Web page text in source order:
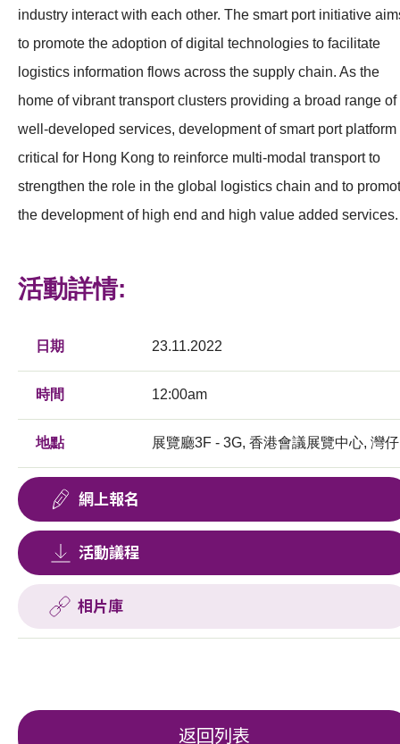
industry interact with each other. The smart port initiative
to promote the adoption of digital technologies to facilitate
logistics information flows across the supply chain. As the
home of vibrant transport clusters providing a broad range of
well-developed services, development of smart port platform
critical for Hong Kong to reinforce multi-modal transport to
strengthen the role in the global logistics chain and to
the development of high end and high value added services.
活動詳情:
日期 23.11.2022
時間 12:00am
地點 展覽廳3F - 3G, 香港會議展覽中心, 灣仔
網上報名
活動議程
相片庫
返回列表